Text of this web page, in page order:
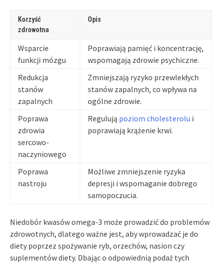
Korzyść
zdrowotna
Opis
Wsparcie
funkcji mózgu
Poprawiają pamięć i koncentrację,
wspomagają zdrowie psychiczne.
Redukcja
stanów
zapalnych
Zmniejszają ryzyko przewlekłych
stanów zapalnych, co wpływa na
ogólne zdrowie.
Poprawa
zdrowia
sercowo-
naczyniowego
Regulują poziom cholesterolu i
poprawiają krążenie krwi.
Poprawa
nastroju
Możliwe zmniejszenie ryzyka
depresji i wspomaganie dobrego
samopoczucia.
Niedobór kwasów omega-3 może prowadzić do problemów
zdrowotnych, dlatego ważne jest, aby wprowadzać je do
diety poprzez spożywanie ryb, orzechów, nasion czy
suplementów diety. Dbając o odpowiednią podaż tych